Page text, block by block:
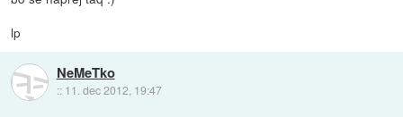
lp
NeMeTko
:: 11. dec 2012, 19:47